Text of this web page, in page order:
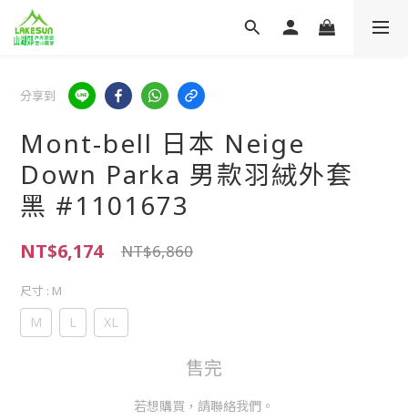
分享到
Mont-bell 日本 Neige
Down Parka 男款羽絨外套
黑 #1101673
NT$6,174 NT$6,860
尺寸 : M
M L XL
售完
若想購買，請聯絡我們。